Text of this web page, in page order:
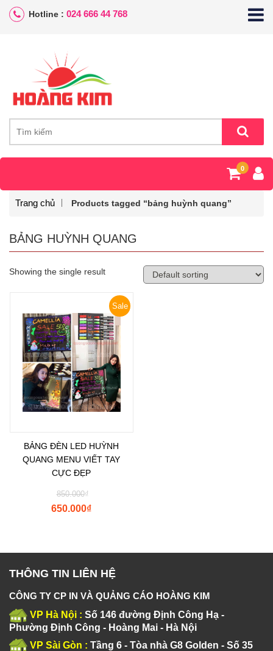
Hotline : 024 666 44 768
0
Trang chủ Products tagged “bảng huỳnh quang”
BẢNG HUỲNH QUANG
Showing the single result
Sale
BẢNG ĐÈN LED HUỲNH
QUANG MENU VIẾT TAY
CỰC ĐẸP
₫
850.000
₫
650.000
THÔNG TIN LIÊN HỆ
CÔNG TY CP IN VÀ QUẢNG CÁO HOÀNG KIM
VP Hà Nội : Số 146 đường Định Công Hạ -
Phường Định Công - Hoàng Mai - Hà Nội
VP Sài Gòn : Tầng 6 - Tòa nhà G8 Golden - Số 35